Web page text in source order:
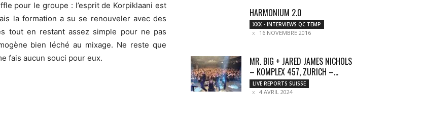
pour le groupe : l’esprit de Korpiklaani est
la formation a su se renouveler avec des
tout en restant assez simple pour ne pas
bien léché au mixage. Ne reste que
fais aucun souci pour eux.
HARMONIUM 2.0
XXX - INTERVIEWS QC TEMP
16 NOVEMBRE 2016
MR. BIG + JARED JAMES NICHOLS
– KOMPLEX 457, ZURICH –...
LIVE REPORTS SUISSE
4 AVRIL 2024